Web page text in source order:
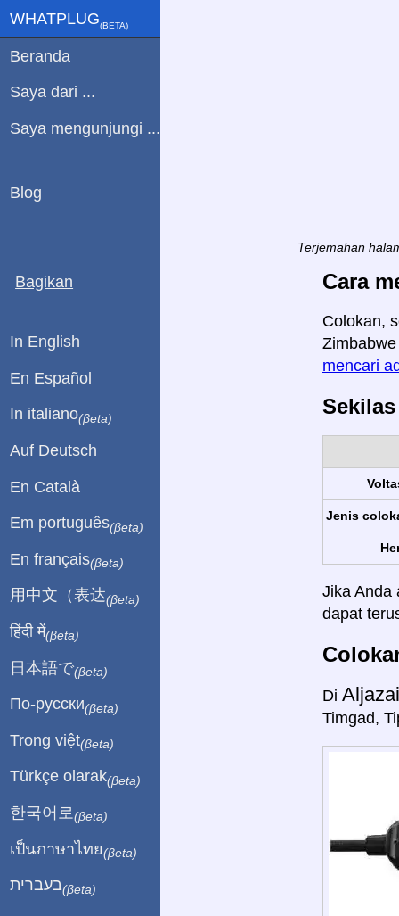
Terjemahan
Cara
Colokan,
mencari
Jenis
Jika Anda
dapat
Di
Timgad,
WHATPLUG(ΒETA)
Beranda
Saya dari ...
Saya mengunjungi ...
Blog
Bagikan
In English
En Español
In italiano(βeta)
Auf Deutsch
En Català
Em português(βeta)
En français(βeta)
用中文（表达(βeta)
हिंदी में(βeta)
日本語で(βeta)
По-русски(βeta)
Trong việt(βeta)
Türkçe olarak(βeta)
한국어로 (βeta)
เป็นภาษาไทย(βeta)
בעברית(βeta)